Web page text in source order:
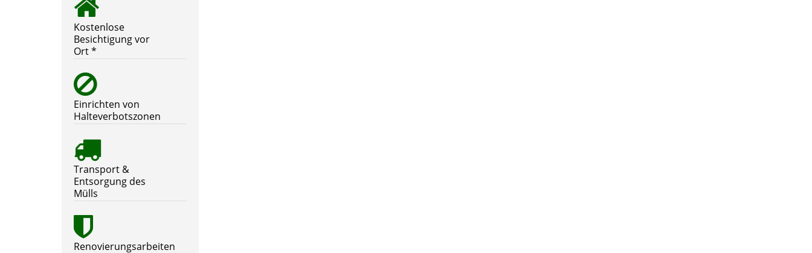
Kostenlose
Besichtigung vor
Ort *
Einrichten von
Halteverbotszonen
Transport &
Entsorgung des
Mülls
Renovierungsarbeiten